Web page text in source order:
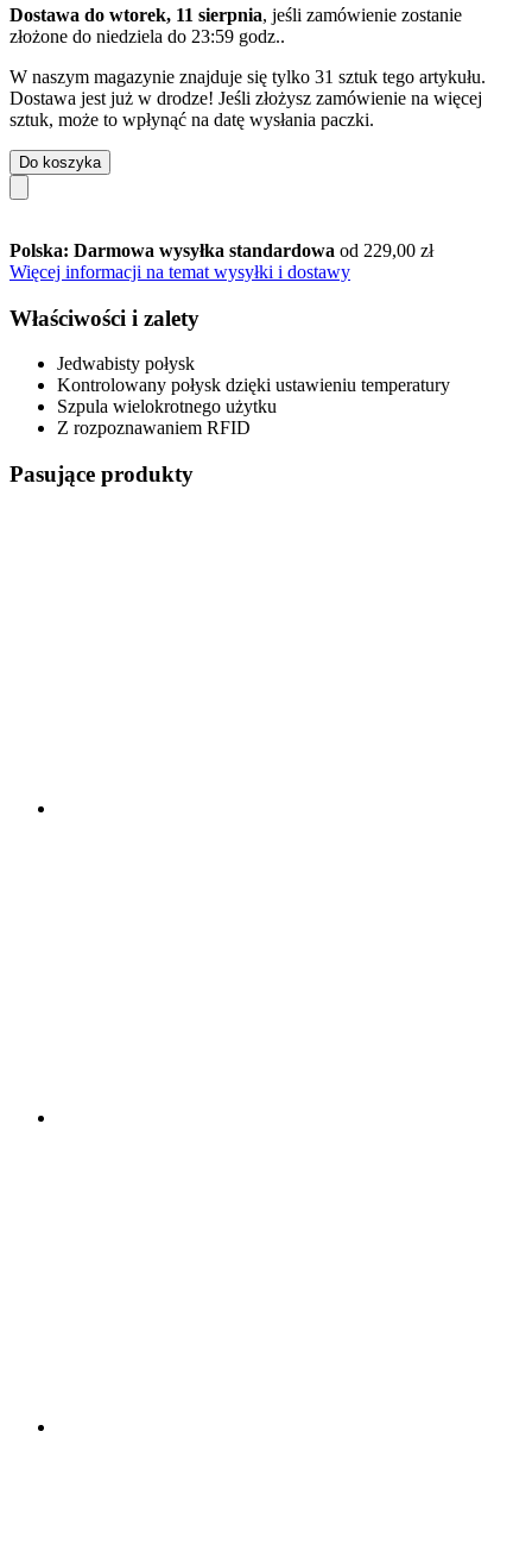
Dostawa do wtorek, 11 sierpnia, jeśli zamówienie zostanie
złożone do niedziela do 23:59 godz..
W naszym magazynie znajduje się tylko 31 sztuk tego artykułu.
Dostawa jest już w drodze! Jeśli złożysz zamówienie na więcej
sztuk, może to wpłynąć na datę wysłania paczki.
Do koszyka
Polska: Darmowa wysyłka standardowa od 229,00 zł
Więcej informacji na temat wysyłki i dostawy
Właściwości i zalety
Jedwabisty połysk
Kontrolowany połysk dzięki ustawieniu temperatury
Szpula wielokrotnego użytku
Z rozpoznawaniem RFID
Pasujące produkty